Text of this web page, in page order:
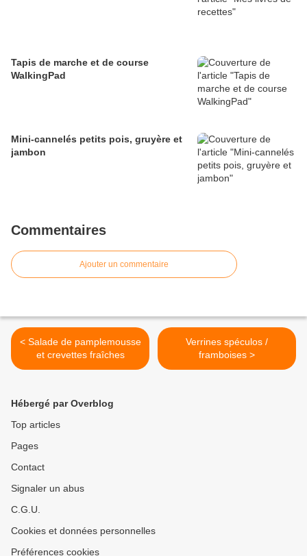
Tapis de marche et de course
WalkingPad
Mini-cannelés petits pois, gruyère et
jambon
Commentaires
Ajouter un commentaire
< Salade de pamplemousse
et crevettes fraîches
Verrines spéculos /
framboises >
Hébergé par Overblog
Top articles
Pages
Contact
Signaler un abus
C.G.U.
Cookies et données personnelles
Préférences cookies